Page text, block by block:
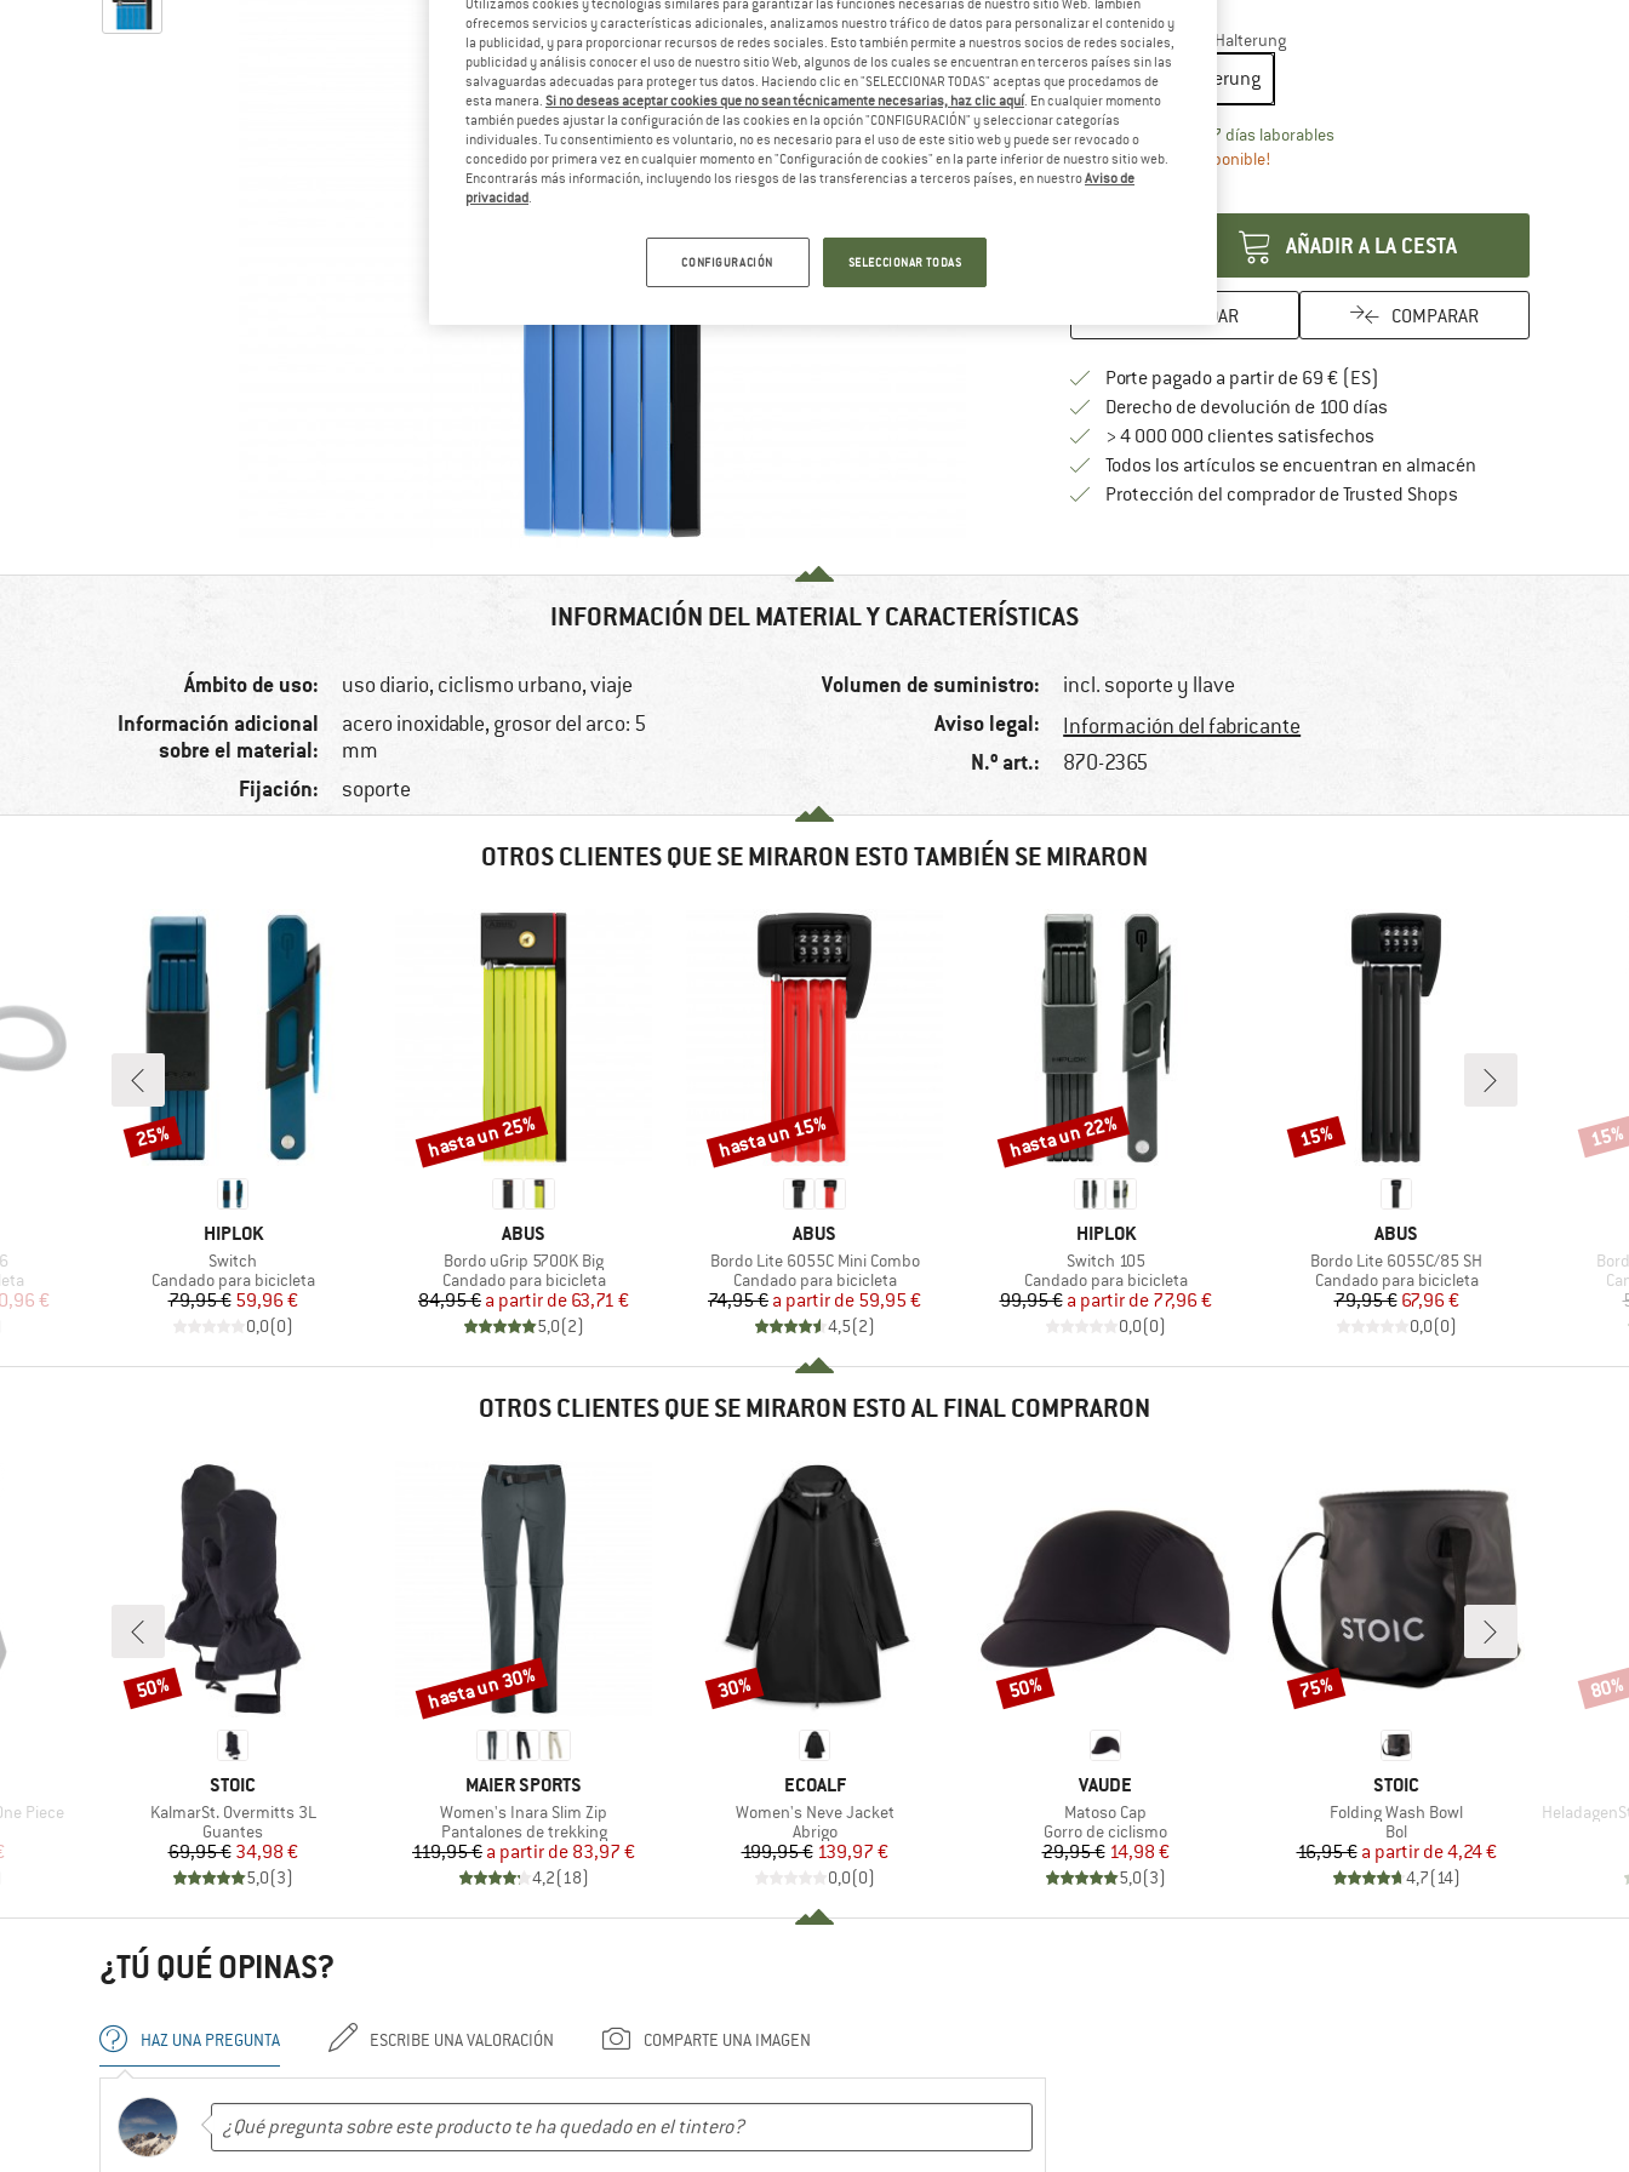
25%
Modelo:80 cm - mit Halterung
80 cm - mit Halterung
Plazo de entrega: 5-7 días laborablesEl enlace se abre en una ventana de
¡Solo queda uno disponible!
Cantidad:
AÑADIR A LA CESTA
GUARDAR COMPARAR
Porte pagado a partir de 69 € (ES)
Derecho de devolución de 100 díasvaya a la política de
> 4 000 000 clientes satisfechos
Todos los artículos se encuentran en almacén
Protección del comprador de Trusted Shops¡toda la información
INFORMACIÓN DEL MATERIAL Y CARACTERÍSTICAS
Ámbito de uso: uso diario, ciclismo urbano, viaje
Información adicional
sobre el material:
acero inoxidable, grosor del arco: 5
mm
Fijación: soporte
Volumen de suministro: incl. soporte y llave
Aviso legal: Información del fabricante
N.º art.: 870-2365
OTROS CLIENTES QUE SE MIRARON ESTO TAMBIÉN SE MIRARON
€
MARCA
HIPLOK
Artículo
Switch
Product group
Candado para bicicleta
Precio
79,95 €Precio reducido
59,96 €
0,0(0)
Descuento
25%
MARCA
ABUS
Artículo
Bordo uGrip 5700K Big
Product group
Candado para bicicleta
Precio
84,95 € Precio reducido
a partir de 63,71 €
5,0(2)
Descuento
hasta un 25%
MARCA
ABUS
Artículo
Bordo Lite 6055C Mini Combo
Product group
Candado para bicicleta
Precio
74,95 € Precio reducido
a partir de 59,95 €
4,5(2)
Descuento
hasta un 15%
MARCA
HIPLOK
Artículo
Switch 105
Product group
Candado para bicicleta
Precio
99,95 € Precio reducido
a partir de 77,96 €
0,0(0)
Descuento
hasta un 22%
MARCA
ABUS
Artículo
Bordo Lite 6055C/85 SH
Product group
Candado para bicicleta
Precio
79,95 €Precio reducido
67,96 €
0,0(0)
Descuento
15% 15%
OTROS CLIENTES QUE SE MIRARON ESTO AL FINAL COMPRARON
Piece
MARCA
STOIC
Artículo
KalmarSt. Overmitts 3L
Product group
Guantes
Precio
69,95 €Precio reducido
34,98 €
5,0(3)
Descuento
50%
MARCA
MAIER SPORTS
Artículo
Women's Inara Slim Zip
Product group
Pantalones de trekking
Precio
119,95 € Precio reducido
a partir de 83,97 €
4,2(18)
Descuento
hasta un 30%
MARCA
ECOALF
Artículo
Women's Neve Jacket
Product group
Abrigo
Precio
199,95 €Precio reducido
139,97 €
0,0(0)
Descuento
30%
MARCA
VAUDE
Artículo
Matoso Cap
Product group
Gorro de ciclismo
Precio
29,95 €Precio reducido
14,98 €
5,0(3)
Descuento
50%
MARCA
STOIC
Artículo
Folding Wash Bowl
Product group
Bol
Precio
16,95 € Precio reducido
a partir de4,24 €
4,7(14)
Descuento
75%
Artículo
80%
¿TÚ QUÉ OPINAS?
HAZ UNA PREGUNTA ESCRIBE UNA VALORACIÓN COMPARTE UNA IMAGEN
ofrecemos servicios y características adicionales, analizamos nuestro tráfico de datos para personalizar el contenido y
la publicidad, y para proporcionar recursos de redes sociales. Esto también permite a nuestros socios de redes sociales,
publicidad y análisis conocer el uso de nuestro sitio Web, algunos de los cuales se encuentran en terceros países sin las
salvaguardas adecuadas para proteger tus datos. Haciendo clic en "SELECCIONAR TODAS" aceptas que procedamos de
esta manera. Si no deseas aceptar cookies que no sean técnicamente necesarias, haz clic aquí. En cualquier momento
también puedes ajustar la configuración de las cookies en la opción "CONFIGURACIÓN" y seleccionar categorías
individuales. Tu consentimiento es voluntario, no es necesario para el uso de este sitio web y puede ser revocado o
concedido por primera vez en cualquier momento en "Configuración de cookies" en la parte inferior de nuestro sitio web.
Encontrarás más información, incluyendo los riesgos de las transferencias a terceros países, en nuestroAviso de
privacidad
CONFIGURACIÓN SELECCIONAR TODAS